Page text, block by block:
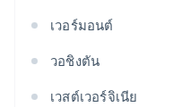
เวอร์มอนต์
วอชิงตัน
เวสต์เวอร์จิเนีย